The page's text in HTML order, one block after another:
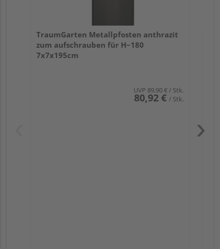
TraumGarten Metallpfosten anthrazit
zum aufschrauben für H~180
7x7x195cm
UVP 89,90 €/ Stk.
80,92 € / Stk.